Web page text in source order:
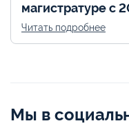
магистратуре с
Читать подробнее
Мы в